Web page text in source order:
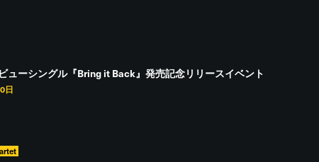
ビューシングル『Bring it Back』発売記念リリースイベント
日